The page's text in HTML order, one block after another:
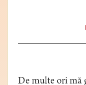
De multe ori mă